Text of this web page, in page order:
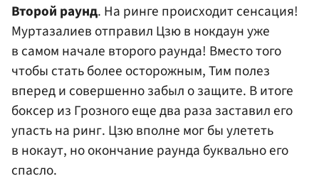
Второй раунд. На ринге происходит сенсация!
Муртазалиев отправил Цзю в нокдаун уже
в самом начале второго раунда! Вместо того
чтобы стать более осторожным, Тим полез
вперед и совершенно забыл о защите. В итоге
боксер из Грозного еще два раза заставил его
упасть на ринг. Цзю вполне мог бы улететь
в нокаут, но окончание раунда буквально его
спасло.